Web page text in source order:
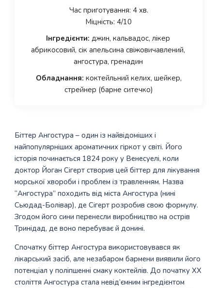
Час приготування: 4 хв.
Міцність: 4/10
Інгредієнти: джин, кальвадос, лікер
абрикосовий, сік апельсина свіжовичавлений,
ангостура, гренадин
Обладнання: коктейльний келих, шейкер,
стрейнер (барне ситечко)
Біттер Ангостура – один із найвідоміших і
найпопулярніших ароматичних гіркот у світі. Його
історія починається 1824 року у Венесуелі, коли
доктор Йоган Сігерт створив цей біттер для лікування
морської хвороби і проблем із травленням. Назва
“Ангостура” походить від міста Ангостура (нині
Сьюдад-Болівар), де Сігерт розробив свою формулу.
Згодом його сини перенесли виробництво на острів
Тринідад, де воно перебуває й донині.
Спочатку біттер Ангостура використовувався як
лікарський засіб, але незабаром бармени виявили його
потенціал у поліпшенні смаку коктейлів. До початку XX
століття Ангостура стала невід’ємним інгредієнтом